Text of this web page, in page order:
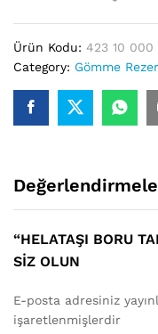
Ürün Kodu: 423 10 000
Category: Gömme
“HELATAŞI BORU
SIZ OLUN
E-posta adresiniz
işaretlenmişlerdir